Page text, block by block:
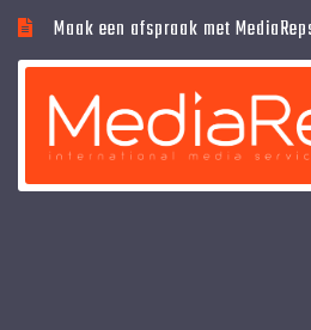
Maak een afspraak met